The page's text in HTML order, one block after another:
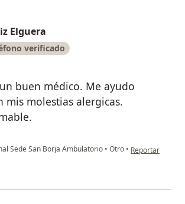
Elguera
verificado
buen médico. Me ayudo
mis molestias alergicas.
Sede San Borja Ambulatorio • Otro • en opinión del
Reportar